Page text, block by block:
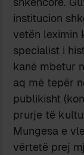
institucion
vetën leximin
specialist i
kanë mbetur
aq më tepër
publikisht
prurje të
Mungesa e
vërtetë prej